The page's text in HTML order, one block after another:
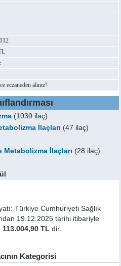
eczaneden alınız!
(1030 ilaç)
İlaçları (47 ilaç)
İlaçları (28 ilaç)
Türkiye Cumhuriyeti Sağlık
19.12.2025 tarihi itibariyle
113.004,90 TL dir.
Kategorisi